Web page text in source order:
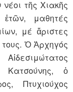
τῆς Χιακῆς
μαθητές
μέ ἄριστες
Ὁ Ἀρχηγός
Κατσούνης, ὁ
Πτυχιούχος